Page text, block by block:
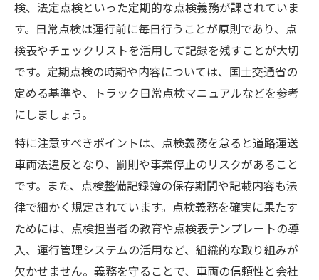
検、法定点検といった定期的な点検義務が課されていま
す。日常点検は運行前に毎日行うことが原則であり、点
検表やチェックリストを活用して記録を残すことが大切
です。定期点検の時期や内容については、国土交通省の
定める基準や、トラック日常点検マニュアルなどを参考
にしましょう。
特に注意すべきポイントは、点検義務を怠ると道路運送
車両法違反となり、罰則や事業停止のリスクがあること
です。また、点検整備記録簿の保存期間や記載内容も法
律で細かく規定されています。点検義務を確実に果たす
ためには、点検担当者の教育や点検表テンプレートの導
入、運行管理システムの活用など、組織的な取り組みが
欠かせません。義務を守ることで、車両の信頼性と会社